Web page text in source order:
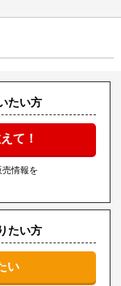
たい方
て！
売情報を
たい方
い